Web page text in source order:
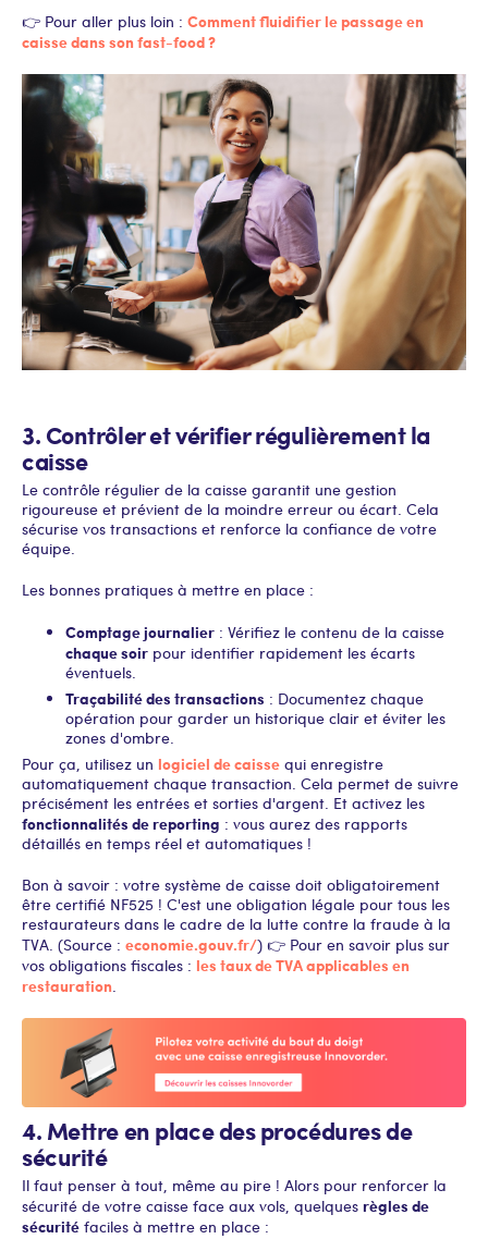
👉 Pour aller plus loin : Comment fluidifier le passage en
caisse dans son fast-food ?
3. Contrôler et vérifier régulièrement la
caisse
Le contrôle régulier de la caisse garantit une gestion
rigoureuse et prévient de la moindre erreur ou écart. Cela
sécurise vos transactions et renforce la confiance de votre
équipe.
Les bonnes pratiques à mettre en place :
Comptage journalier : Vérifiez le contenu de la caisse
chaque soir pour identifier rapidement les écarts
éventuels.
Traçabilité des transactions : Documentez chaque
opération pour garder un historique clair et éviter les
zones d'ombre.
Pour ça, utilisez un logiciel de caisse qui enregistre
automatiquement chaque transaction. Cela permet de suivre
précisément les entrées et sorties d'argent. Et activez les
fonctionnalités de reporting : vous aurez des rapports
détaillés en temps réel et automatiques !
Bon à savoir : votre système de caisse doit obligatoirement
être certifié NF525 ! C'est une obligation légale pour tous les
restaurateurs dans le cadre de la lutte contre la fraude à la
TVA. (Source : economie.gouv.fr/) 👉 Pour en savoir plus sur
vos obligations fiscales : les taux de TVA applicables en
restauration
4. Mettre en place des procédures de
sécurité
Il faut penser à tout, même au pire ! Alors pour renforcer la
sécurité de votre caisse face aux vols, quelques règles de
sécurité faciles à mettre en place :